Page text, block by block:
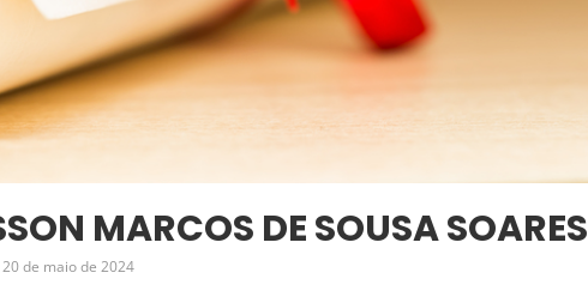
MARCOS DE SOUSA SOARES
20 de maio de 2024